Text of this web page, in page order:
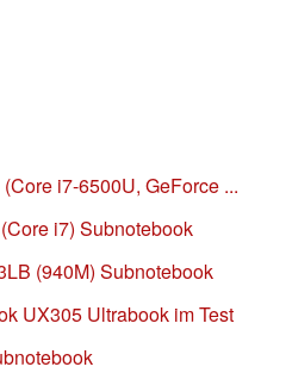
i7-6500U, GeForce ...
i7) Subnotebook
(940M) Subnotebook
UX305 Ultrabook im Test